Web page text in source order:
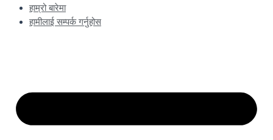
हाम्रो बारेमा
हामीलाई सम्पर्क गर्नुहोस